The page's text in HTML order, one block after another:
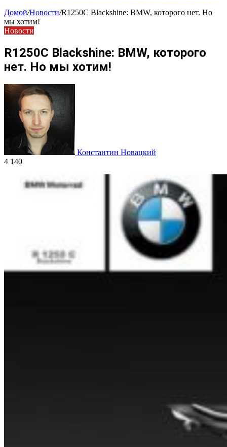
Домой/Новости/R1250C Blackshine: BMW, которого нет. Но
мы хотим!
Новости
R1250C Blackshine: BMW, которого
нет. Но мы хотим!
Константин Новацкий
4 140